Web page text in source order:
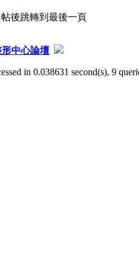
帖後跳轉到最後一頁
形中心論壇
in 0.038631 second(s), 9